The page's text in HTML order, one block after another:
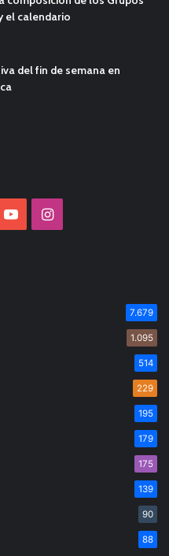
el calendario
del fin de semana en
YouTubeInstagram
7.679
1.095
514
229
195
179
175
139
90
88